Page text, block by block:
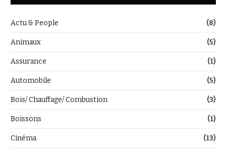
Actu & People (8)
Animaux (5)
Assurance (1)
Automobile (5)
Bois/ Chauffage/ Combustion (3)
Boissons (1)
Cinéma (13)